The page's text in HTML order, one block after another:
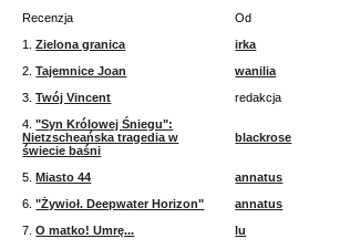
Recenzja
Od
1.Zielona granica
irka
2.Tajemnice Joan
wanilia
3.Twój Vincent
redakcja
4."Syn Królowej Śniegu":
Nietzscheańska tragedia w
świecie baśni
blackrose
5.Miasto 44
annatus
6."Żywioł. Deepwater Horizon"
annatus
7.O matko! Umrę...
lu